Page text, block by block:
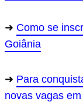
Como se
Goiânia
Para
novas vagas